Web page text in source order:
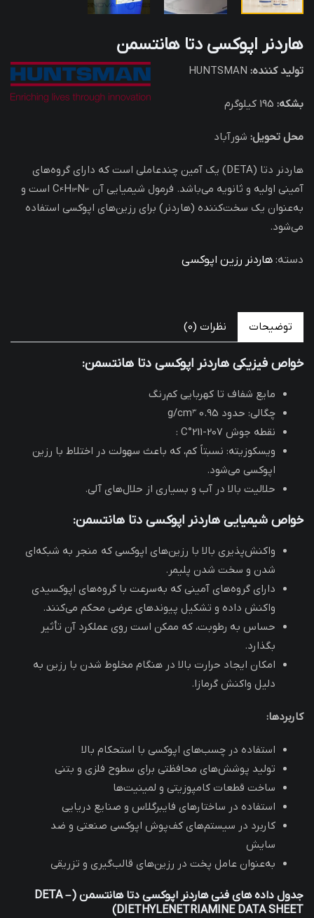
هاردنر اپوکسی دتا هانتسمن
تولید کننده:
بشکه:
محل تحویل: شورآباد
هاردنر دتا (DETA) یک آمین چندعاملی است که دارای گروه‌های
آمینی اولیه و ثانویه می‌باشد. فرمول شیمیایی آن C₄H₁₃N₃ است و
به‌عنوان یک سخت‌کننده (هاردنر) برای رزین‌های اپوکسی استفاده
می‌شود.
دسته: هاردنر رزین اپوکسی
توضیحات نظرات (0)
خواص فیزیکی هاردنر اپوکسی دتا هانتسمن:
مایع شفاف تا کهربایی کم‌رنگ
چگالی: حدود 0.95 g/cm³
نقطه جوش 207-211°C
:
ویسکوزیته: نسبتاً کم، که باعث سهولت در اختلاط با رزین
اپوکسی می‌شود.
حلالیت بالا در آب و بسیاری از حلال‌های آلی.
خواص شیمیایی هاردنر اپوکسی دتا هانتسمن:
واکنش‌پذیری بالا با رزین‌های اپوکسی که منجر به شبکه‌ای
شدن و سخت شدن پلیمر.
دارای گروه‌های آمینی که به‌سرعت با گروه‌های اپوکسیدی
واکنش داده و تشکیل پیوندهای عرضی محکم می‌کنند.
حساس به رطوبت، که ممکن است روی عملکرد آن تأثیر
بگذارد.
امکان ایجاد حرارت بالا در هنگام مخلوط شدن با رزین به
دلیل واکنش گرمازا.
کاربردها:
استفاده در چسب‌های اپوکسی با استحکام بالا
تولید پوشش‌های محافظتی برای سطوح فلزی و بتنی
ساخت قطعات کامپوزیتی و لمینیت‌ها
استفاده در ساختارهای فایبرگلاس و صنایع دریایی
کاربرد در سیستم‌های کف‌پوش اپوکسی صنعتی و ضد
سایش
به‌عنوان عامل پخت در رزین‌های قالب‌گیری و تزریقی
جدول داده های فنی هاردنر اپوکسی دتا هانتسمن (DETA –
DIETHYLENETRIAMINE DATA SHEET)